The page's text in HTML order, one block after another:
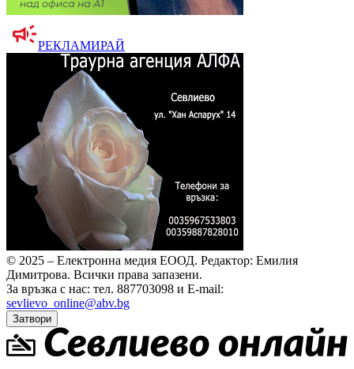
РЕКЛАМИРАЙ
© 2025 – Електронна медия ЕООД. Редактор: Емилия
Димитрова. Всички права запазени.
За връзка с нас: тел. 887703098 и E-mail:
sevlievo_online@abv.bg
Затвори